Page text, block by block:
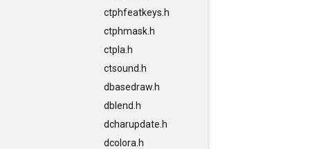
ctphfeatkeys.h
ctphmask.h
ctpla.h
ctsound.h
dbasedraw.h
dblend.h
dcharupdate.h
dcolora.h